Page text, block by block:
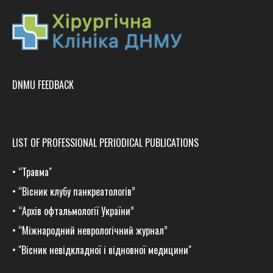
DNMU FEEDBACK
LIST OF PROFESSIONAL PERIODICAL PUBLICATIONS
• “Травма"
• “Вісник клубу панкреатологів”
• “Архів офтальмології України”
• “Міжнародний неврологічний журнал”
• "Вісник невідкладної і відновної медицини"